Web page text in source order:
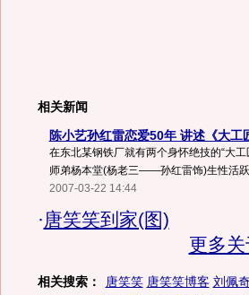
相关新闻
陈小艺孙红雷恋爱50年 讲述《大工
在东北某钢铁厂就有两个身怀绝技的“大
师弟杨本堂(杨老三——孙红雷饰)生性活
2007-03-22 14:44
·唐笑笑到家(图)
更多
相关搜索： 唐笑笑 唐笑笑博客 刘佩